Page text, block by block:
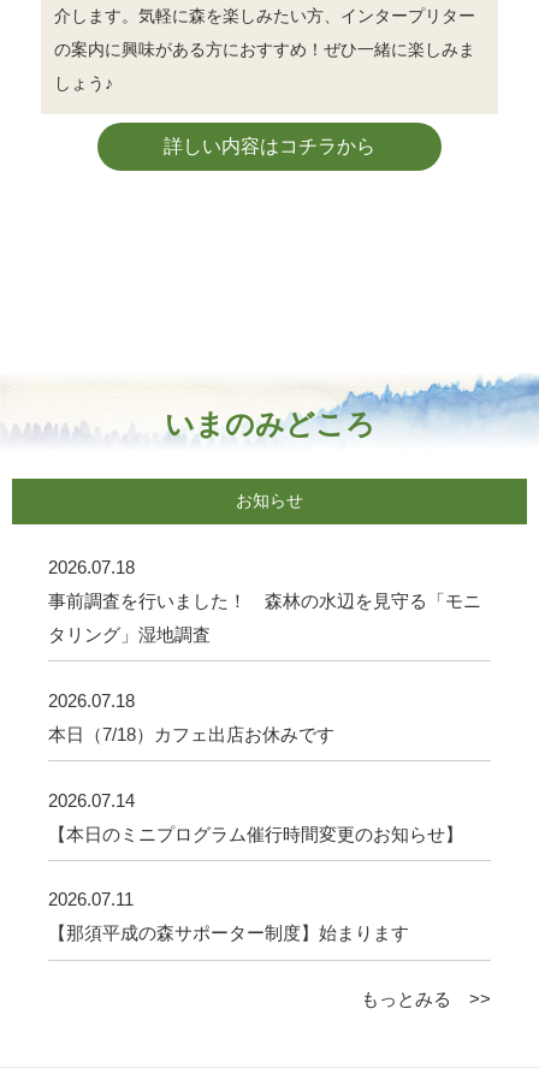
介します。気軽に森を楽しみたい方、インタープリター
の案内に興味がある方におすすめ！ぜひ一緒に楽しみま
しょう♪
詳しい内容はコチラから
いまのみどころ
お知らせ
2026.07.18
事前調査を行いました！ 森林の水辺を見守る「モニ
タリング」湿地調査
2026.07.18
本日（7/18）カフェ出店お休みです
2026.07.14
【本日のミニプログラム催行時間変更のお知らせ】
2026.07.11
【那須平成の森サポーター制度】始まります
もっとみる >>